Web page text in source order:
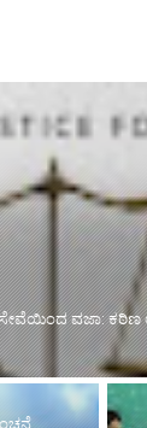
ಸೇವೆಯಿಂದ ವಜಾ: ಕಠಿಣ